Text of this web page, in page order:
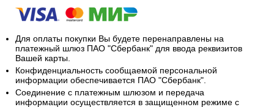
Для оплаты покупки Вы будете перенаправлены на
платежный шлюз ПАО "Сбербанк" для ввода реквизитов
Вашей карты.
Конфиденциальность сообщаемой персональной
информации обеспечивается ПАО "Сбербанк".
Соединение с платежным шлюзом и передача
информации осуществляется в защищенном режиме с